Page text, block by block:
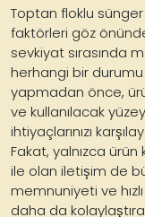
Toptan floklu
faktörleri göz
sevkiyat sırasında
herhangi bir
yapmadan önce,
ve kullanılacak
ihtiyaçlarınızı
Fakat, yalnızca
ile olan iletişim de
memnuniyeti ve
daha da